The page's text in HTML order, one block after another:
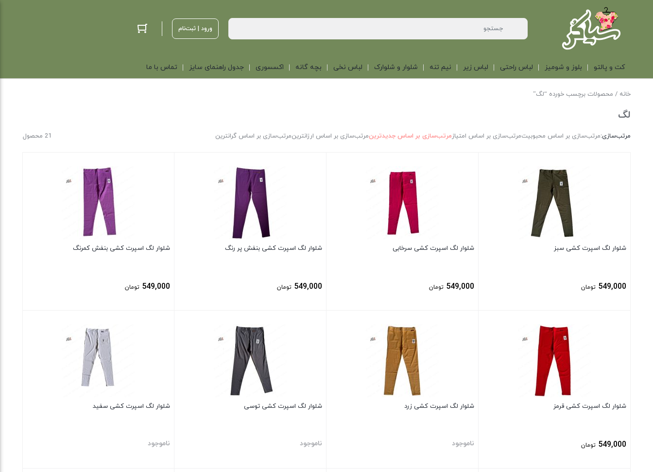
ورود | ثبت‌نام
کت و پالتو بلوز و شومیز لباس راحتی لباس زیر نیم تنه شلوار و شلوارک لباس نخی بچه گانه اکسسوری جدول راهنمای سایز تماس با ما
خانه / محصولات برچسب خورده “لگ”
لگ
21 محصول مرتب‌سازی:مرتب‌سازی بر اساس محبوبیتمرتب‌سازی بر اساس امتیازمرتب‌سازی بر اساس جدیدترینمرتب‌سازی بر اساس ارزانترینمرتب‌سازی بر اساس گرانترین
شلوار لگ اسپرت کشی سبز
549,000 تومان
شلوار لگ اسپرت کشی سرخابی
549,000 تومان
شلوار لگ اسپرت کشی بنفش پر رنگ
549,000 تومان
شلوار لگ اسپرت کشی بنفش کمرنگ
549,000 تومان
شلوار لگ اسپرت کشی قرمز
549,000 تومان
شلوار لگ اسپرت کشی زرد
ناموجود
شلوار لگ اسپرت کشی توسی
ناموجود
شلوار لگ اسپرت کشی سفید
ناموجود